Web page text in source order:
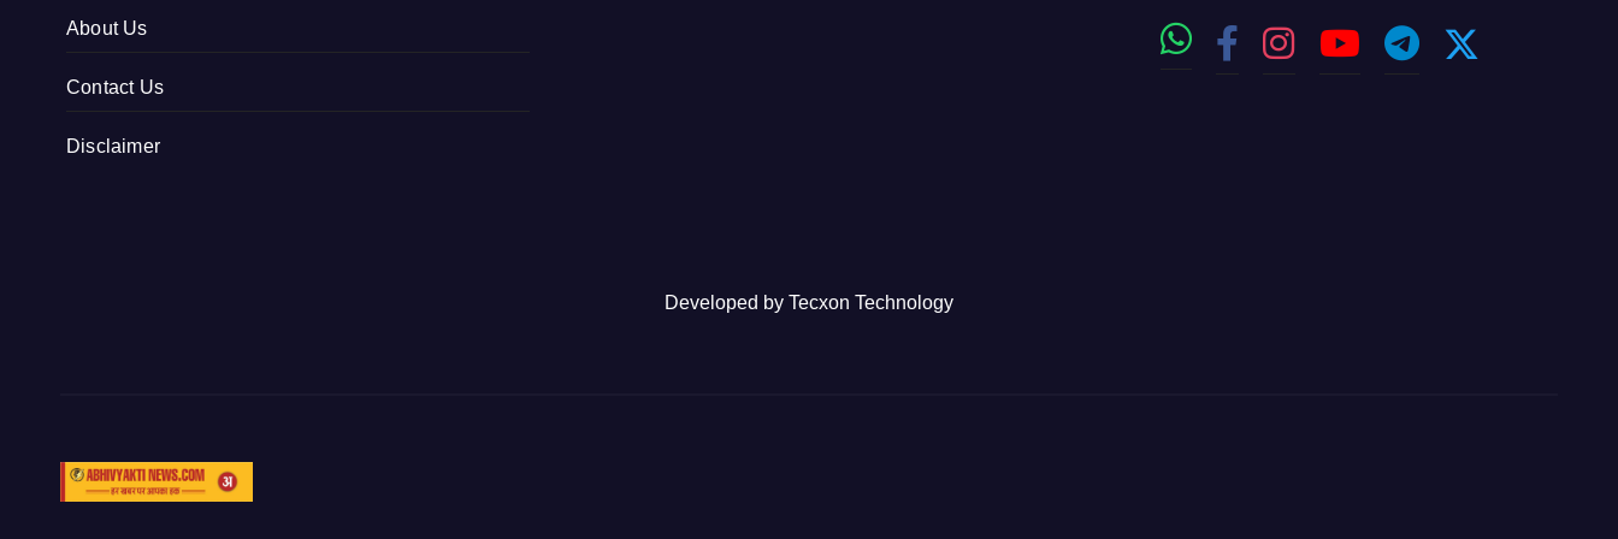
About Us
Contact Us
Disclaimer
Developed by Tecxon Technology